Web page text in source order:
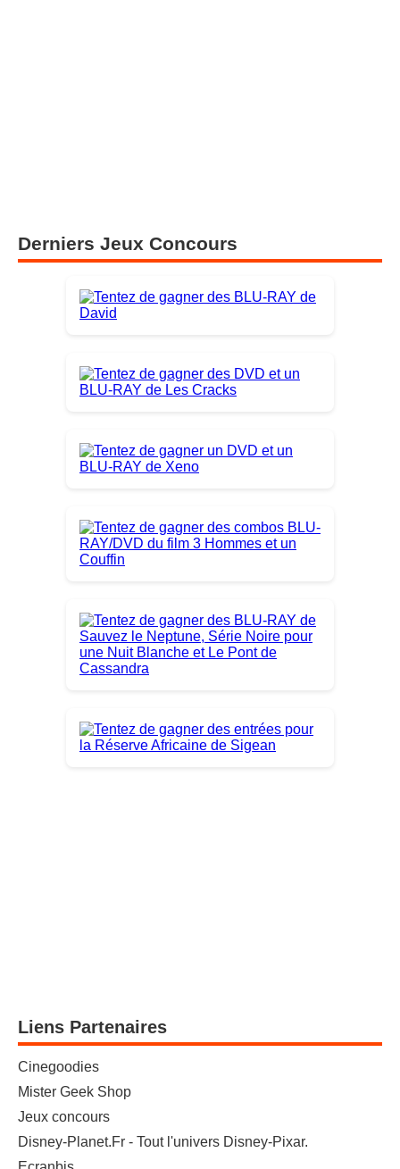
Derniers Jeux Concours
Liens Partenaires
Cinegoodies
Mister Geek Shop
Jeux concours
Disney-Planet.Fr - Tout l'univers Disney-Pixar.